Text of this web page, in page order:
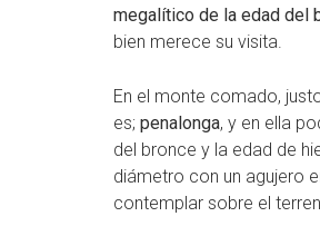
megalítico de la edad del
bien merece su visita.
En el monte comado,
es; penalonga, y en ella
del bronce y la edad de
diámetro con un agujero
contemplar sobre el